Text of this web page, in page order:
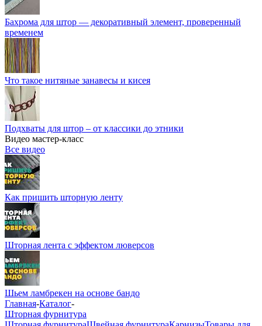
Бахрома для штор — декоративный элемент, проверенный
временем
Что такое нитяные занавесы и кисея
Подхваты для штор – от классики до этники
Видео мастер-класс
Все видео
Как пришить шторную ленту
Шторная лента с эффектом люверсов
Шьем ламбрекен на основе бандо
Главная-Каталог-
Шторная фурнитура